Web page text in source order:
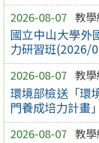
2026-08-07 教學
國立中山大學外
力研習班(2026/
2026-08-07 教學
環境部檢送「環
門養成培力計畫
2026-08-07 教學